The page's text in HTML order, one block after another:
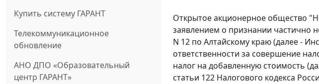
Купить систему ГАРАНТ
Телекоммуникационное
обновление
АНО ДПО «Образовательный
центр ГАРАНТ»
Открытое акционерное общество
заявлением о признании частично
N 12 по Алтайскому краю (далее -
ответственности за совершение
налог на добавленную стоимость
статьи 122 Налогового кодекса